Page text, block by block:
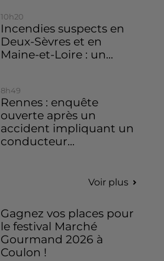
10h20
Incendies suspects en
Deux-Sèvres et en
Maine-et-Loire : un...
8h49
Rennes : enquête
ouverte après un
accident impliquant un
conducteur...
Voir plus
Gagnez vos places pour
le festival Marché
Gourmand 2026 à
Coulon !